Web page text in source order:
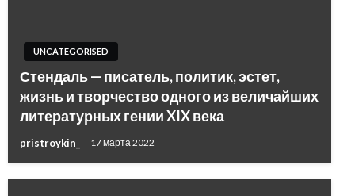
UNCATEGORISED
Стендаль — писатель, политик, эстет,
жизнь и творчество одного из величайших
литературных гении XIX века
pristroykin_ 17 марта 2022